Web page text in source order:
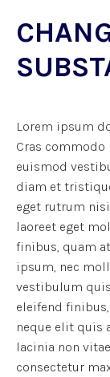
Lorem ipsum
Cras
euismod
diam et
eget rutrum
laoreet eget
finibus, quam
ipsum, nec
vestibulum
eleifend
neque elit quis
lacinia non
consectetur